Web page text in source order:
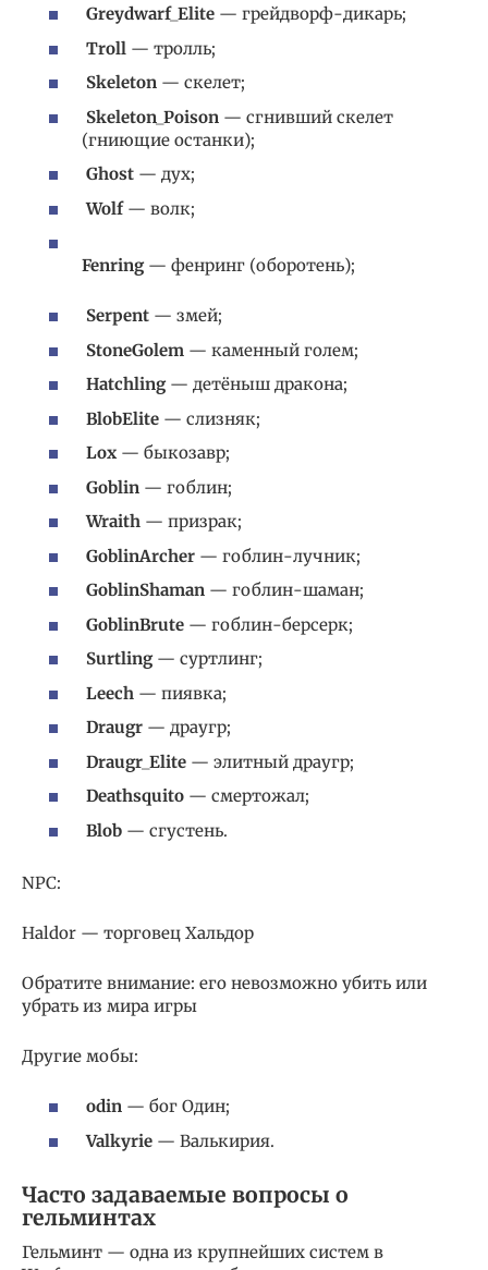
Greydwarf_Elite — грейдворф-дикарь;
Troll — тролль;
Skeleton — cкелет;
Skeleton_Poison — cгнивший скелет
(гниющие останки);
Ghost — дух;
Wolf— волк;
Fenring— фенринг (оборотень);
Serpent — змей;
StoneGolem — каменный голем;
Hatchling— детёныш дракона;
BlobElite — слизняк;
Lox — быкозавр;
Goblin — гоблин;
Wraith — призрак;
GoblinArcher — гоблин-лучник;
GoblinShaman — гоблин-шаман;
GoblinBrute — гоблин-берсерк;
Surtling— суртлинг;
Leech — пиявка;
Draugr — драугр;
Draugr_Elite — элитный драугр;
Deathsquito — смертожал;
Blob — сгустень.
NPC:
Haldor — торговец Хальдор
Обратите внимание: его невозможно убить или
убрать из мира игры
Другие мобы:
odin — бог Один;
Valkyrie — Валькирия.
Часто задаваемые вопросы о
гельминтах
Гельминт — одна из крупнейших систем в